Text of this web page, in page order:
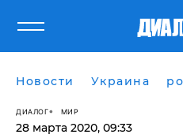
Новости Украина
ДИАЛОГ МИР
28 марта 2020, 09:33